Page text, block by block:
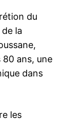
du
la
80 ans, une
dans
les